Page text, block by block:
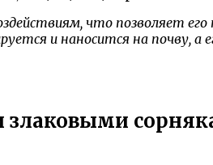
что позволяет его
и наносится на почву, а